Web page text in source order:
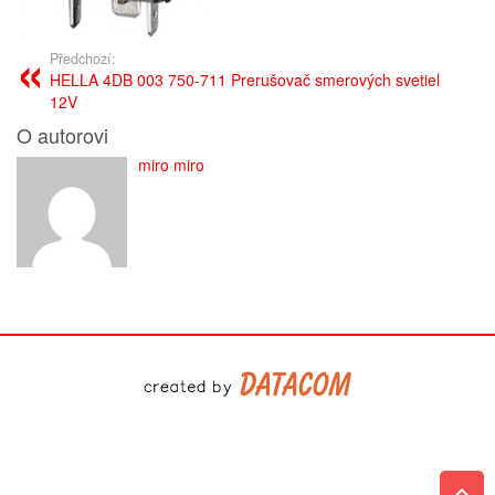
Předchozí:
HELLA 4DB 003 750-711 Prerušovač smerových svetiel
12V
O autorovi
miro miro